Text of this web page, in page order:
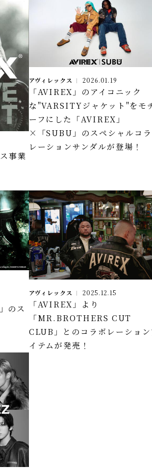
事業
アヴィレックス 2026.01.19
「AVIREX」のアイコニック
な"VARSITYジャケット"をモ
ーフにした「AVIREX」
×「SUBU」のスペシャルコラ
レーションサンダルが登場！
のス
アヴィレックス 2025.12.15
「AVIREX」より
「MR.BROTHERS CUT
CLUB」とのコラボレーション
イテムが発売！